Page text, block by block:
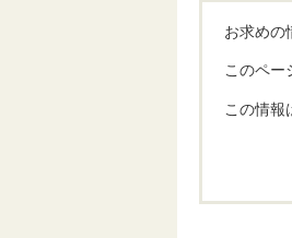
お求めの
このペー
この情報